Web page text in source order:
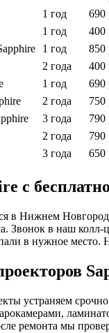
1 год 690
1 год 400
1 год 850
2 года 400
1 год 690
2 года 750
3 года 790
2 года 790
3 года 650
с
Нижнем Новгороде
Звонок в наш
в нужное место.
устраняем
ремонта мы